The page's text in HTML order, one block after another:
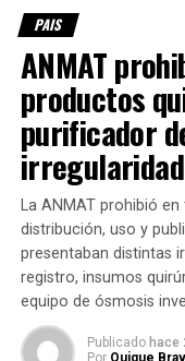
grupo familiar
del SUAF, incluso
todos sus
PAIS
ANMAT
productos
purificador
La ANMAT prohibió
distribución, uso y
presentaban distintas
registro, insumos
equipo de ósmosis
Publicado hace